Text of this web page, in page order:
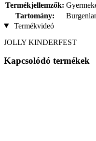
Termékjellemzők:
Tartomány:
Termékvideó
JOLLY KINDERFEST
Kapcsolódó termékek